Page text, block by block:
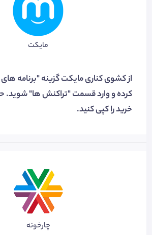
مایکت
از کشوی کناری مایکت گزینه "برنامه
کرده و وارد قسمت "تراکنش ها" شوید.
خرید را کپی کنید.
چارخونه